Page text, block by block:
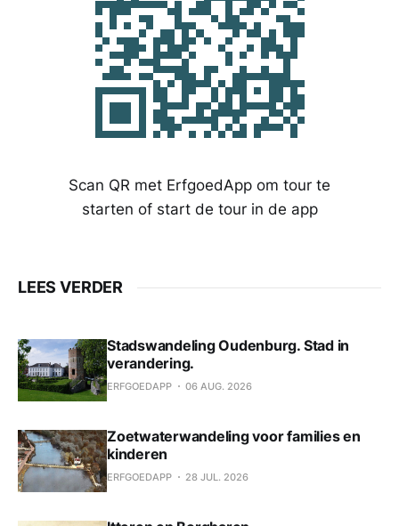
Scan QR met ErfgoedApp om tour te
starten of start de tour in de app
LEES VERDER
Stadswandeling Oudenburg. Stad in
verandering.
ERFGOEDAPP 06 AUG. 2026
Zoetwaterwandeling voor families en
kinderen
ERFGOEDAPP 28 JUL. 2026